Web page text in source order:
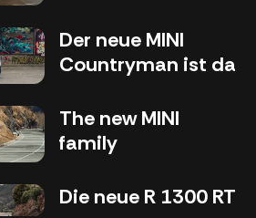
Der neue MINI
Countryman ist da
The new MINI
family
Die neue R 1300 RT